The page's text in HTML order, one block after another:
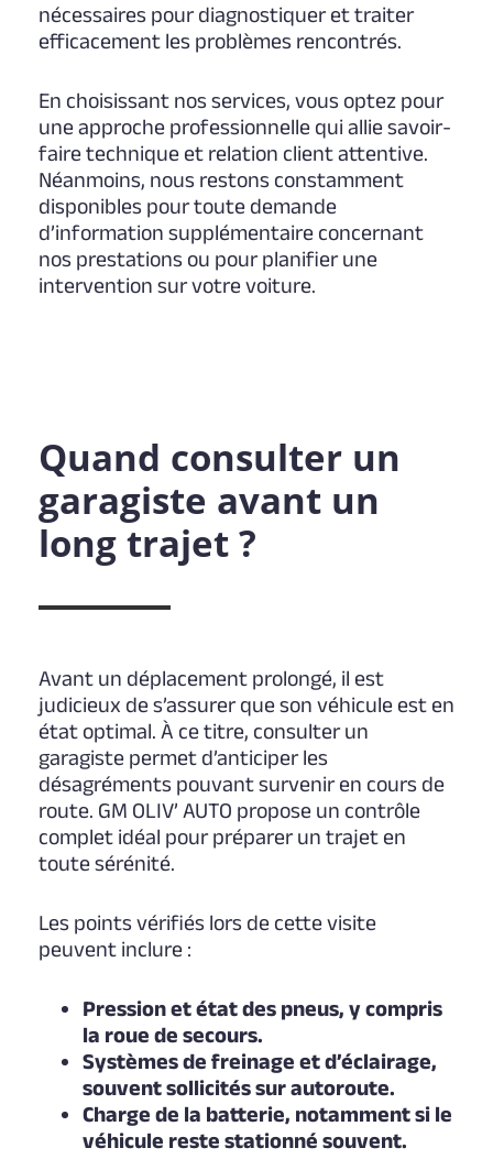
nécessaires pour diagnostiquer et traiter
efficacement les problèmes rencontrés.
En choisissant nos services, vous optez pour
une approche professionnelle qui allie savoir-
faire technique et relation client attentive.
Néanmoins, nous restons constamment
disponibles pour toute demande
d’information supplémentaire concernant
nos prestations ou pour planifier une
intervention sur votre voiture.
Quand consulter un
garagiste avant un
long trajet ?
Avant un déplacement prolongé, il est
judicieux de s’assurer que son véhicule est en
état optimal. À ce titre, consulter un
garagiste permet d’anticiper les
désagréments pouvant survenir en cours de
route. GM OLIV’ AUTO propose un contrôle
complet idéal pour préparer un trajet en
toute sérénité.
Les points vérifiés lors de cette visite
peuvent inclure :
Pression et état des pneus, y compris
la roue de secours.
Systèmes de freinage et d’éclairage,
souvent sollicités sur autoroute.
Charge de la batterie, notamment si le
véhicule reste stationné souvent.